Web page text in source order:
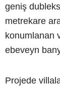
geniş
metrekare
konumlanan
ebeveyn
Projede